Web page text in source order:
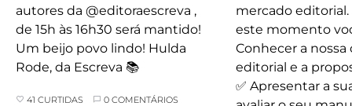
41 CURTIDAS 0 COMENTÁRIOS